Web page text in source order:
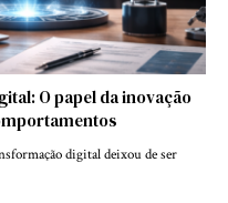
O papel da inovação
digital deixou de ser